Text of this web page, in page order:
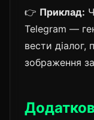
👉 Приклад:
Telegram —
вести діалог,
зображення